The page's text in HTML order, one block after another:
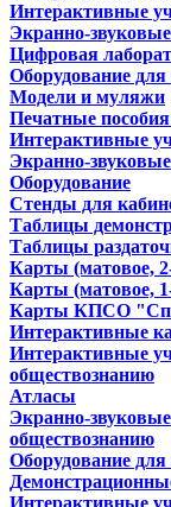
Интерактивные
Экранно-
Цифровая
Оборудование
Модели и муляжи
Печатные
Интерактивные
Экранно-
Оборудование
Стенды для
Таблицы
Таблицы
Карты (матовое,
Карты (матовое,
Карты КПСО
Интерактивные
Интерактивные
обществознанию
Атласы
Экранно-
обществознанию
Оборудование
Интерактивные